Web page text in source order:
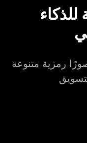
للذكاء
رمزية متنوعة